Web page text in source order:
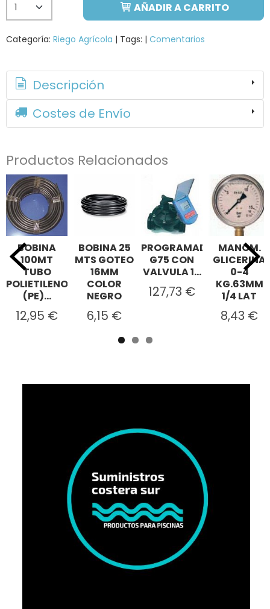
AÑADIR A CARRITO
Categoría: Riego Agrícola | Tags: | Comentarios
Descripción
Costes de Envío
Productos Relacionados
BOBINA
100MT
TUBO
POLIETILENO
(PE)...
12,95 €
BOBINA 25
MTS GOTEO
16MM
COLOR
NEGRO
6,15 €
PROGRAMADOR
G75 CON
VALVULA 1...
127,73 €
MANOM.
GLICERINA
0-4
KG.63MM
1/4 LAT
8,43 €